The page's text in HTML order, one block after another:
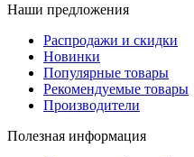
Наши предложения
Распродажи и скидки
Новинки
Популярные товары
Рекомендуемые товары
Производители
Полезная информация